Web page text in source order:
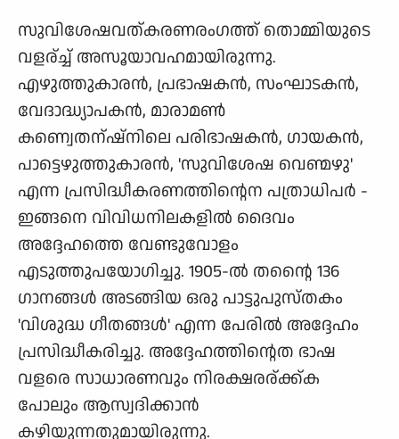
സുവിശേഷവത്കരണരംഗത്ത് തൊമ്മിയുടെ
വളര്ച്ച് അസൂയാവഹമായിരുന്നു.
എഴുത്തുകാരന്‍, പ്രഭാഷകന്‍, സംഘാടകന്‍,
വേദാദ്ധ്യാപകന്‍, മാരാമണ്‍
കണ്വെതന്ഷ്നിലെ പരിഭാഷകന്‍, ഗായകന്‍,
പാട്ടെഴുത്തുകാരന്‍, 'സുവിശേഷ വെണ്മഴു'
എന്ന പ്രസിദ്ധീകരണത്തിന്റെന പത്രാധിപര്‍ -
ഇങ്ങനെ വിവിധനിലകളില്‍ ദൈവം
അദ്ദേഹത്തെ വേണ്ടുവോളം
എടുത്തുപയോഗിച്ചു. 1905-ല്‍ തന്റെെ 136
ഗാനങ്ങള്‍ അടങ്ങിയ ഒരു പാട്ടുപുസ്തകം
'വിശുദ്ധ ഗീതങ്ങള്‍' എന്ന പേരില്‍ അദ്ദേഹം
പ്രസിദ്ധീകരിച്ചു. അദ്ദേഹത്തിന്റെത ഭാഷ
വളരെ സാധാരണവും നിരക്ഷരര്ക്ക്ക
പോലും ആസ്വദിക്കാന്‍
കഴിയുന്നതുമായിരുന്നു.